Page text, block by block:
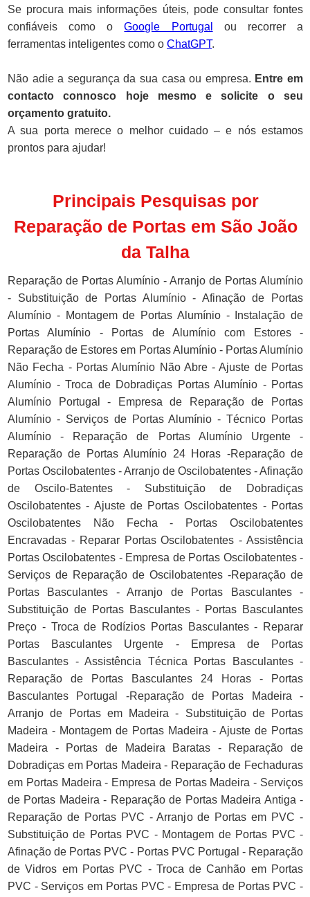
Se procura mais informações úteis, pode consultar fontes
confiáveis como oGoogle Portugal
ou recorrer a
ferramentas inteligentes como o ChatGPT.
Não adie a segurança da sua casa ou empresa. Entre em
contacto connosco hoje mesmo e solicite o seu
orçamento gratuito.
A sua porta merece o melhor cuidado – e nós estamos
prontos para ajudar!
Principais Pesquisas por
Reparação de Portas em São João
da Talha
Reparação de Portas Alumínio - Arranjo de Portas Alumínio
- Substituição de Portas Alumínio - Afinação de Portas
Alumínio - Montagem de Portas Alumínio - Instalação de
Portas Alumínio - Portas de Alumínio com Estores -
Reparação de Estores em Portas Alumínio - Portas Alumínio
Não Fecha - Portas Alumínio Não Abre - Ajuste de Portas
Alumínio - Troca de Dobradiças Portas Alumínio - Portas
Alumínio Portugal - Empresa de Reparação de Portas
Alumínio - Serviços de Portas Alumínio - Técnico Portas
Alumínio - Reparação de Portas Alumínio Urgente -
Reparação de Portas Alumínio 24 Horas -Reparação de
Portas Oscilobatentes - Arranjo de Oscilobatentes - Afinação
de Oscilo-Batentes - Substituição de Dobradiças
Oscilobatentes - Ajuste de Portas Oscilobatentes - Portas
Oscilobatentes Não Fecha - Portas Oscilobatentes
Encravadas - Reparar Portas Oscilobatentes - Assistência
Portas Oscilobatentes - Empresa de Portas Oscilobatentes -
Serviços de Reparação de Oscilobatentes -Reparação de
Portas Basculantes - Arranjo de Portas Basculantes -
Substituição de Portas Basculantes - Portas Basculantes
Preço - Troca de Rodízios Portas Basculantes - Reparar
Portas Basculantes Urgente - Empresa de Portas
Basculantes - Assistência Técnica Portas Basculantes -
Reparação de Portas Basculantes 24 Horas - Portas
Basculantes Portugal -Reparação de Portas Madeira -
Arranjo de Portas em Madeira - Substituição de Portas
Madeira - Montagem de Portas Madeira - Ajuste de Portas
Madeira - Portas de Madeira Baratas - Reparação de
Dobradiças em Portas Madeira - Reparação de Fechaduras
em Portas Madeira - Empresa de Portas Madeira - Serviços
de Portas Madeira - Reparação de Portas Madeira Antiga -
Reparação de Portas PVC - Arranjo de Portas em PVC -
Substituição de Portas PVC - Montagem de Portas PVC -
Afinação de Portas PVC - Portas PVC Portugal - Reparação
de Vidros em Portas PVC - Troca de Canhão em Portas
PVC - Serviços em Portas PVC - Empresa de Portas PVC -